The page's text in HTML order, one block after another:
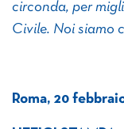
circonda, per
Civile. Noi siamo
Roma, 20